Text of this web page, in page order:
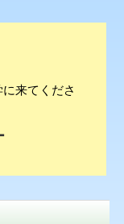
来てくださ